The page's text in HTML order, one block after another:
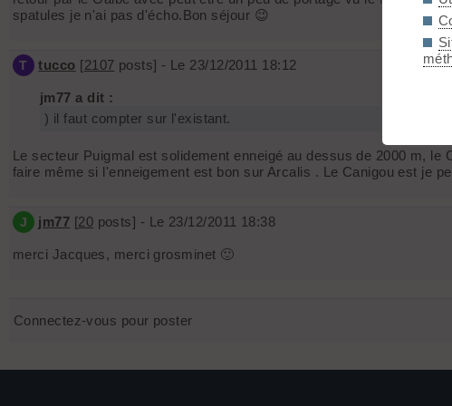
spatules je n'ai pas d'écho.Bon séjour 😉
T tucco [2107 posts] - Le 23/12/2011 18:12
jm77 a dit :
) il faut compter sur l'existant.
Le secteur Puigmal est solidement enneigé au dessus de 2000 m,
faire même si l'enneigement est bon sur Arcalis . Le Canigou est je
J jm77 [20 posts] - Le 23/12/2011 18:38
merci Jacques, merci grosminet 🙂
Connectez-vous pour poster